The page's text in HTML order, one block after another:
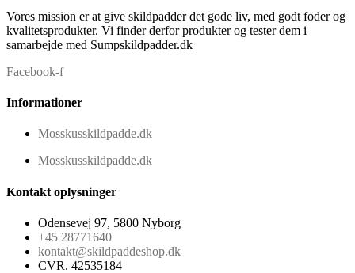
Vores mission er at give skildpadder det gode liv, med godt foder og
kvalitetsprodukter. Vi finder derfor produkter og tester dem i
samarbejde med Sumpskildpadder.dk
Facebook-f
Informationer
Mosskusskildpadde.dk
Mosskusskildpadde.dk
Kontakt oplysninger
Odensevej 97, 5800 Nyborg
+45 28771640
kontakt@skildpaddeshop.dk
CVR. 42535184